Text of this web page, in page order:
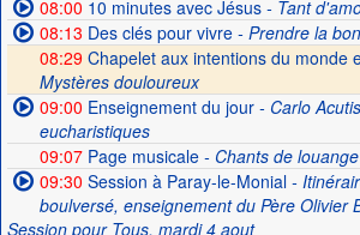
08:00 10 minutes avec Jésus- Tant
08:13 Des clés pour vivre- Prendre la
08:29 Chapelet aux intentions du monde
Mystères douloureux
09:00 Enseignement du jour- Carlo
eucharistiques
09:07Page musicale- Chants de louange
09:30 Session à Paray-le-Monial-
boulversé, enseignement du Père Olivier
Session pour Tous, mardi 4 aout